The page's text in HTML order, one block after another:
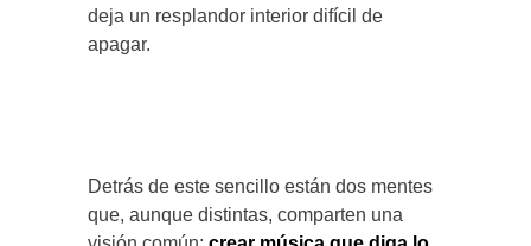
deja un resplandor interior difícil de
apagar.
Detrás de este sencillo están dos mentes
que, aunque distintas, comparten una